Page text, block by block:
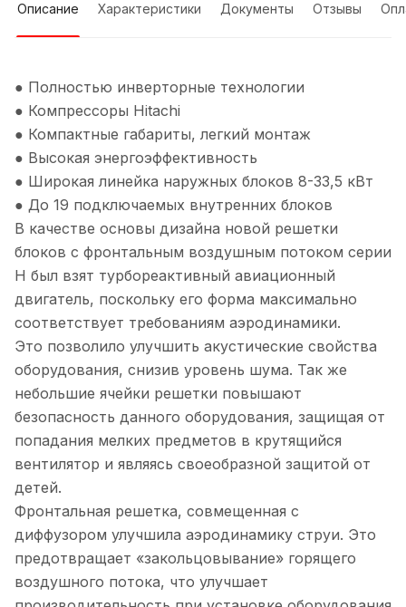
Описание Характеристики Документы Отзывы
● Полностью инверторные технологии
● Компрессоры Hitachi
● Компактные габариты, легкий монтаж
● Высокая энергоэффективность
● Широкая линейка наружных блоков 8-33,5 кВт
● До 19 подключаемых внутренних блоков
В качестве основы дизайна новой решетки
блоков с фронтальным воздушным потоком серии
Н был взят турбореактивный авиационный
двигатель, поскольку его форма максимально
соответствует требованиям аэродинамики.
Это позволило улучшить акустические свойства
оборудования, снизив уровень шума. Так же
небольшие ячейки решетки повышают
безопасность данного оборудования, защищая от
попадания мелких предметов в крутящийся
вентилятор и являясь своеобразной защитой от
детей.
Фронтальная решетка, совмещенная с
диффузором улучшила аэродинамику струи. Это
предотвращает «закольцовывание» горящего
воздушного потока, что улучшает